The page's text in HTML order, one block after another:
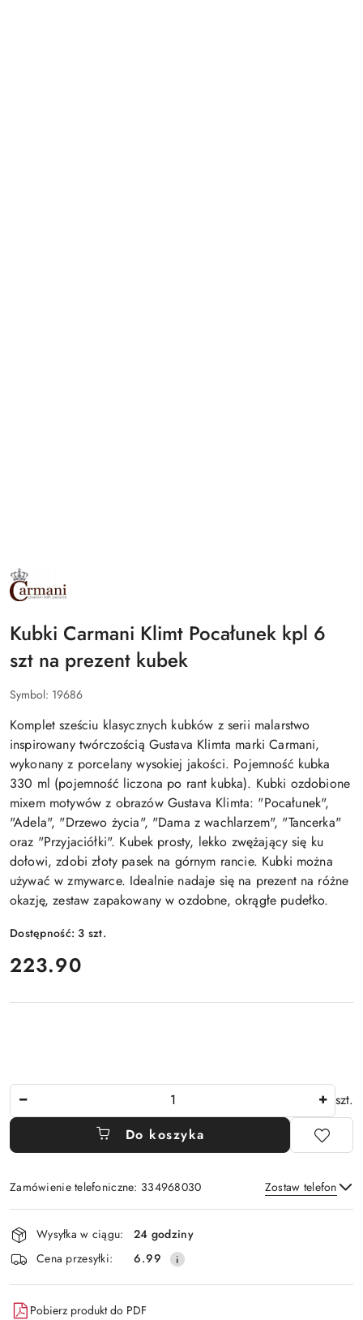
NAZWA
PRODUCENTA:
CARMANI
Kubki Carmani Klimt Pocałunek kpl 6
szt na prezent kubek
Symbol: 19686
Komplet sześciu klasycznych kubków z serii malarstwo
inspirowany twórczością Gustava Klimta marki Carmani,
wykonany z porcelany wysokiej jakości. Pojemność kubka
330 ml (pojemność liczona po rant kubka). Kubki ozdobione
mixem motywów z obrazów Gustava Klimta: "Pocałunek",
"Adela", "Drzewo życia", "Dama z wachlarzem", "Tancerka"
oraz "Przyjaciółki". Kubek prosty, lekko zwężający się ku
dołowi, zdobi złoty pasek na górnym rancie. Kubki można
używać w zmywarce. Idealnie nadaje się na prezent na różne
okazję, zestaw zapakowany w ozdobne, okrągłe pudełko.
Dostępność:3 szt.
cena:
223.90
szt.
Do koszyka
Zamówienie telefoniczne: 334968030 Zostaw telefon
Wyślij
Dostępność
i
dostawa
Wysyłka w ciągu:
24 godziny
Cena przesyłki:
6.99
Pobierz produkt do PDF